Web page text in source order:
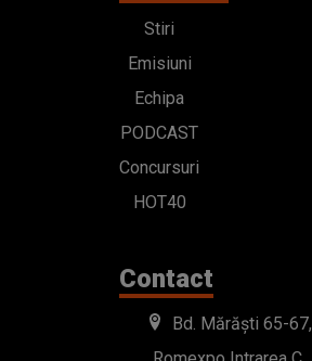
Stiri
Emisiuni
Echipa
PODCAST
Concursuri
HOT40
Contact
Bd. Mărăști 65-67,